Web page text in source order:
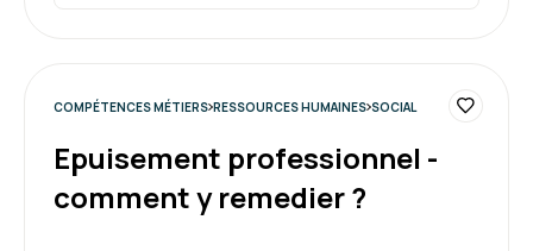
Julie B. Le 16/06/2026
Cette formation sur une journée était très
COMPÉTENCES MÉTIERS RESSOURCES HUMAINES SOCIAL
Epuisement professionnel -
comment y remedier ?